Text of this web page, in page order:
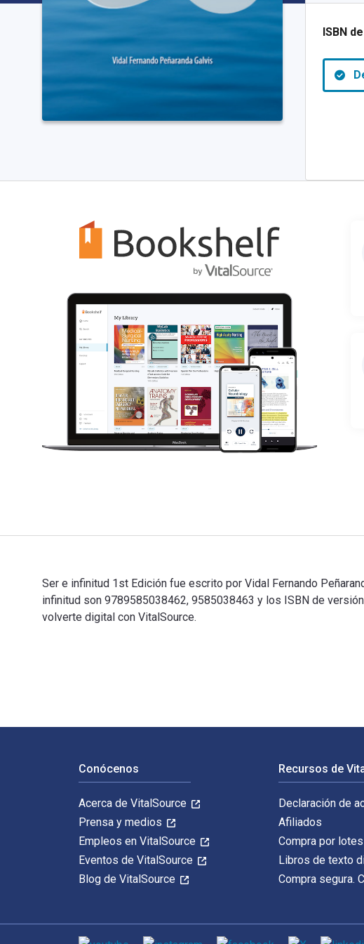
ISBN
Ser e infinitud 1st Edición fue escrito por Vidal Fernando
infinitud son 9789585038462, 9585038463 y los ISBN de
volverte digital con VitalSource.
Conócenos
Acerca de VitalSource
Prensa y medios
Empleos en VitalSource
Eventos de VitalSource
Blog de VitalSource
Recursos de
Declaración de
Afiliados
Compra por lotes
Libros de texto
Compra segura.